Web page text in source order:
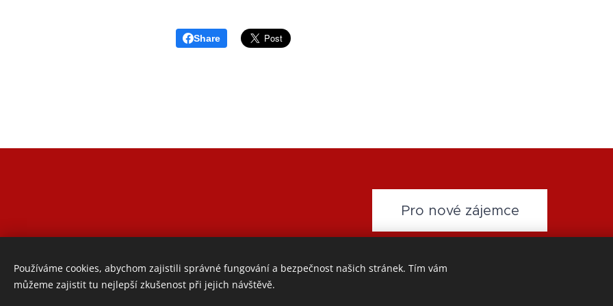
Share
Pro nové zájemce
www.wingchun-akademie.cz - email: wingchun-akademie@seznam.cz
Používáme cookies, abychom zajistili správné fungování a bezpečnost našich stránek. Tím vám
můžeme zajistit tu nejlepší zkušenost při jejich návštěvě.